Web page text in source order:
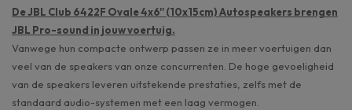
De JBL Club 6422F Ovale 4x6'' (10x15cm) Autospeakers brengen
JBL Pro-sound in jouw voertuig.
Vanwege hun compacte ontwerp passen ze in meer voertuigen dan
veel van de speakers van onze concurrenten. De hoge gevoeligheid
van de speakers leveren uitstekende prestaties, zelfs met de
standaard audio-systemen met een laag vermogen.